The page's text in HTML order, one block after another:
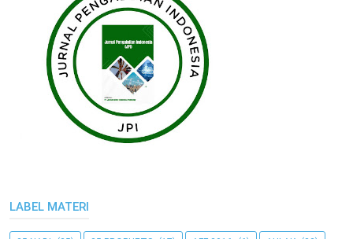
LABEL MATERI